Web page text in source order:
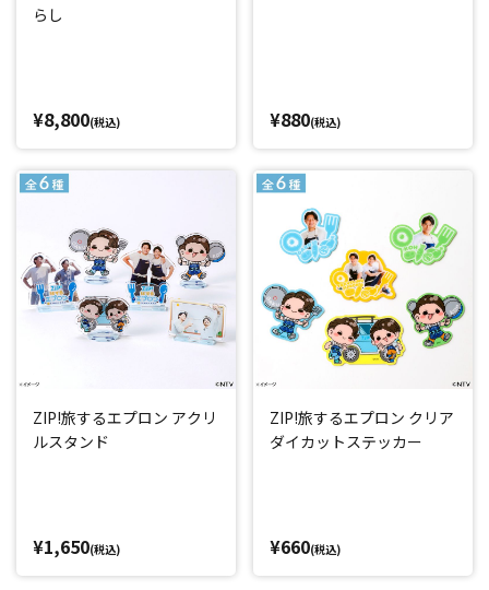
らし
¥8,800(税込) ¥880(税込)
ZIP!旅するエプロン アクリ
ルスタンド
¥1,650(税込)
ZIP!旅するエプロン クリア
ダイカットステッカー
¥660(税込)